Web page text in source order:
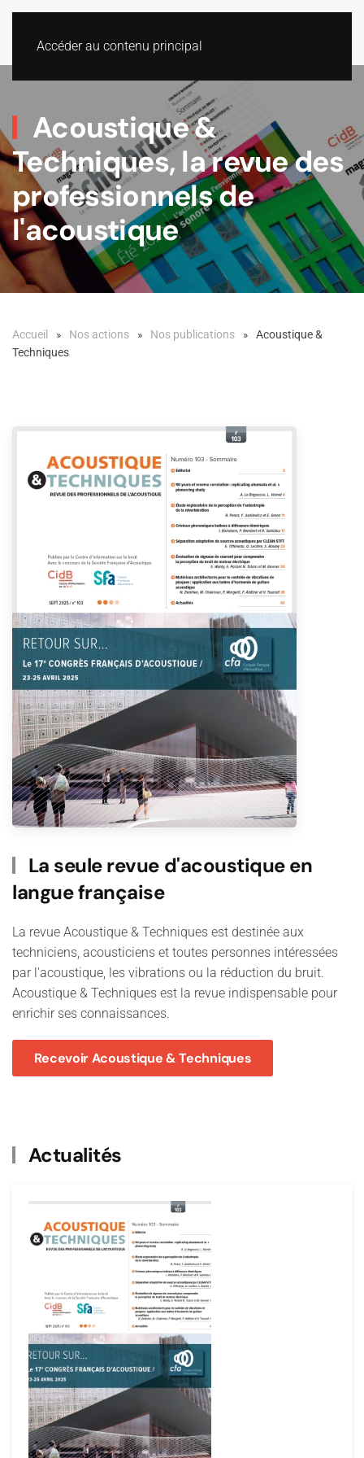
Accéder au contenu principal
Acoustique &
Techniques, la revue des
professionnels de
l'acoustique
Accueil Nos actions Nos publications
Acoustique &
Techniques
La seule revue d'acoustique en
langue française
La revue Acoustique & Techniques est destinée aux
techniciens, acousticiens et toutes personnes intéressées
par l'acoustique, les vibrations ou la réduction du bruit.
Acoustique & Techniques est la revue indispensable pour
enrichir ses connaissances.
Recevoir Acoustique & Techniques
Actualités